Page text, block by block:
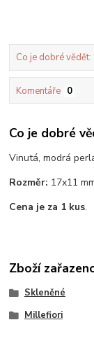
Co je dobré vědět:
Komentáře 0
Co je dobré
Vinutá, modrá
Rozměr: 17x11
Cena je za 1 kus.
Zboží
Skleněné
Millefiori